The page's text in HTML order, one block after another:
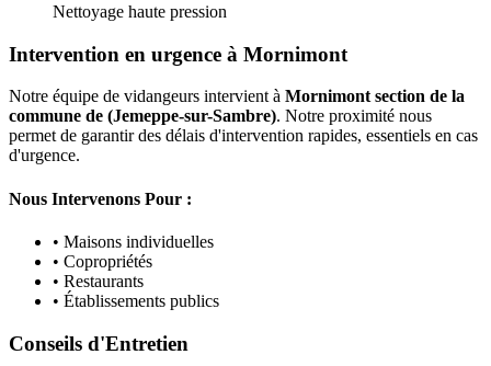
Nettoyage haute pression
Intervention en urgence à Mornimont
Notre équipe de vidangeurs intervient à Mornimont section de la
commune de (Jemeppe-sur-Sambre). Notre proximité nous
permet de garantir des délais d'intervention rapides, essentiels en cas
d'urgence.
Nous Intervenons Pour :
• Maisons individuelles
• Copropriétés
• Restaurants
• Établissements publics
Conseils d'Entretien